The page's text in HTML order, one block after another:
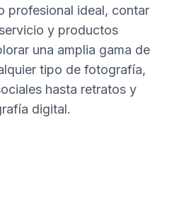
profesional ideal, contar
y productos
una amplia gama de
tipo de fotografía,
hasta retratos y
digital.